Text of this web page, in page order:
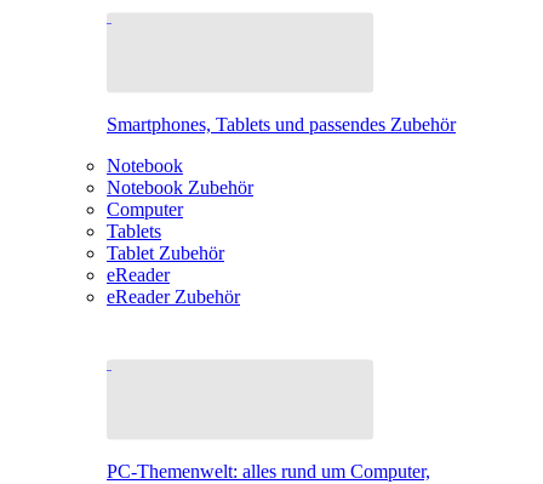
Smartphones, Tablets und passendes Zubehör
Notebook
Notebook Zubehör
Computer
Tablets
Tablet Zubehör
eReader
eReader Zubehör
PC-Themenwelt: alles rund um Computer,